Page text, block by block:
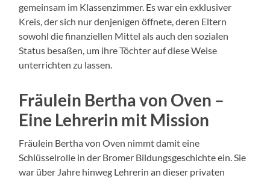
gemeinsam im Klassenzimmer. Es war ein exklusiver
Kreis, der sich nur denjenigen öffnete, deren Eltern
sowohl die finanziellen Mittel als auch den sozialen
Status besaßen, um ihre Töchter auf diese Weise
unterrichten zu lassen.
Fräulein Bertha von Oven –
Eine Lehrerin mit Mission
Fräulein Bertha von Oven nimmt damit eine
Schlüsselrolle in der Bromer Bildungsgeschichte ein. Sie
war über Jahre hinweg Lehrerin an dieser privaten